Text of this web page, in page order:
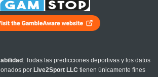
: Todas las predicciones deportivas y los datos
por Live2Sport LLC tienen únicamente fines